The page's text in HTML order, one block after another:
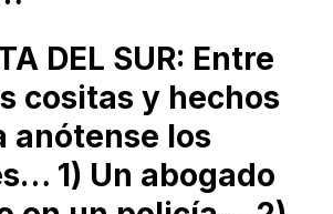
DEL SUR: Entre
cositas y hechos
anótense los
1) Un abogado